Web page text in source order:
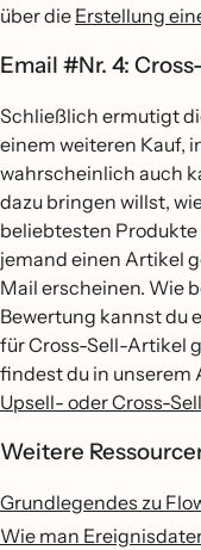
über die Erstellung
Email #Nr. 4:
Schließlich ermutigt
einem weiteren Kauf,
wahrscheinlich auch
dazu bringen willst,
beliebtesten Produkte
jemand einen Artikel
Mail erscheinen. Wie
Bewertung kannst du
für Cross-Sell-Artikel
findest du in unserem
Upsell- oder Cross-
Weitere
Grundlegendes zu
Wie man